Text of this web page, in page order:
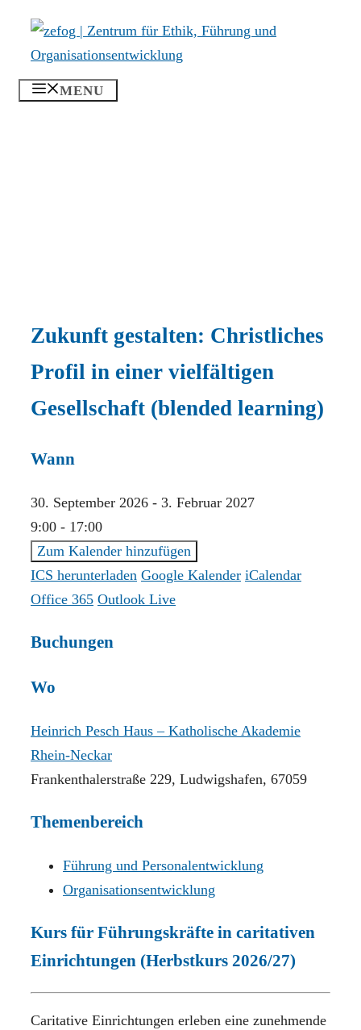
Zum
springen
MENU
Zukunft gestalten: Christliches
Profil in einer vielfältigen
Gesellschaft (blended learning)
Wann
30. September 2026 - 3. Februar 2027
9:00 - 17:00
Zum Kalender hinzufügen
ICS herunterladen Google Kalender iCalendar
Office 365 Outlook Live
Buchungen
Wo
Heinrich Pesch Haus – Katholische Akademie
Rhein-Neckar
Frankenthalerstraße 229, Ludwigshafen, 67059
Themenbereich
Führung und Personalentwicklung
Organisationsentwicklung
Kurs für Führungskräfte in caritativen
Einrichtungen (Herbstkurs 2026/27)
Caritative Einrichtungen erleben eine zunehmende